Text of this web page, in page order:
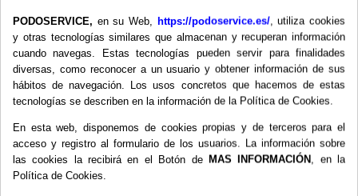
Opiniones Verificadas
Crema para el cuidado diario de los pies
querepara pies resecos y durezas.
• Piel reseca
• Ideal para el cuidado diario.
RESULTADOS
• Hidratación intensiva instantánea: 10% de
urea
PODOSERVICE, en su Web, https://podoservice.es/, utiliza cookies
y otras tecnologías similares que almacenan y recuperan información
cuando navegas. Estas tecnologías pueden servir para finalidades
diversas, como reconocer a un usuario y obtener información de sus
hábitos de navegación. Los usos concretos que hacemos de estas
tecnologías se describen en la información de la Política de Cookies.
En esta web, disponemos de cookies propias y de terceros para el
acceso y registro al formulario de los usuarios. La información sobre
las cookies la recibirá en el Botón de MAS INFORMACIÓN , en la
Política de Cookies.